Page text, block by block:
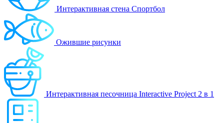
Интерактивная стена Спортбол
Ожившие рисунки
Интерактивная песочница Interactive Project 2 в 1